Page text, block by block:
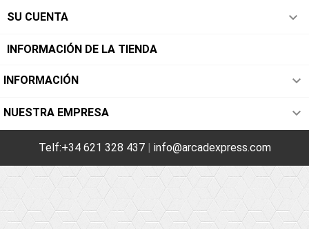
SU CUENTA 
INFORMACIÓN DE LA TIENDA
INFORMACIÓN 
NUESTRA EMPRESA 
Telf:+34 621 328 437| info@arcadexpress.com